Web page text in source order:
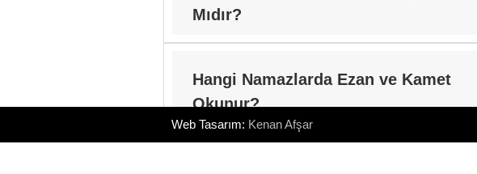
Mıdır?
Hangi Namazlarda Ezan ve Kamet
Okunur?
Web Tasarım: Kenan Afşar